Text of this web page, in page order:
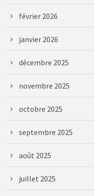
février 2026
janvier 2026
décembre 2025
novembre 2025
octobre 2025
septembre 2025
août 2025
juillet 2025